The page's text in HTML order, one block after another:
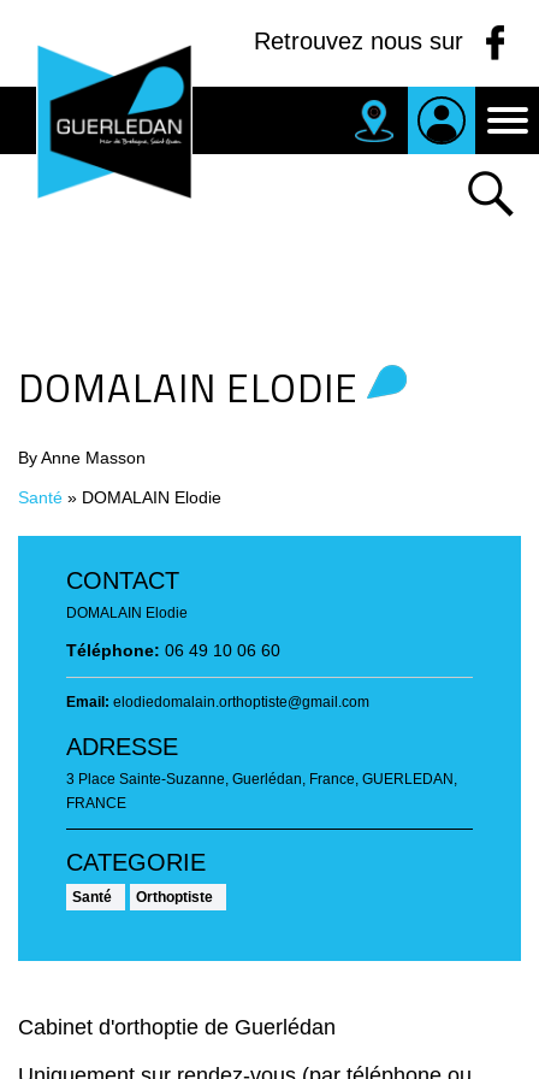
Retrouvez nous sur
DOMALAIN ELODIE
By Anne Masson
Santé » DOMALAIN Elodie
CONTACT
DOMALAIN Elodie
Téléphone: 06 49 10 06 60
Email: elodiedomalain.orthoptiste@gmail.com
ADRESSE
3 Place Sainte-Suzanne, Guerlédan, France, GUERLEDAN,
FRANCE
Santé Orthoptiste
Cabinet d'orthoptie de Guerlédan